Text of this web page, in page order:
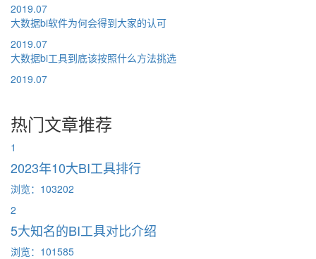
2019.07
大数据bi软件为何会得到大家的认可
2019.07
大数据bi工具到底该按照什么方法挑选
2019.07
热门文章推荐
1
2023年10大BI工具排行
浏览：103202
2
5大知名的BI工具对比介绍
浏览：101585